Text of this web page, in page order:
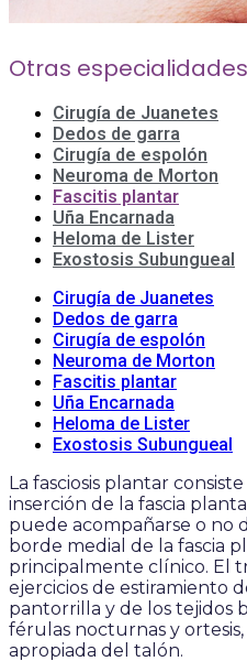
Otras especialidades
Cirugía de Juanetes
Dedos de garra
Cirugía de espolón
Neuroma de Morton
Fascitis plantar
Uña Encarnada
Heloma de Lister
Exostosis Subungueal
Cirugía de Juanetes
Dedos de garra
Cirugía de espolón
Neuroma de Morton
Fascitis plantar
Uña Encarnada
Heloma de Lister
Exostosis Subungueal
La fasciosis plantar
inserción de la fascia
puede acompañarse o no
borde medial de la fascia
principalmente clínico. El
ejercicios de estiramiento
pantorrilla y de los tejidos
férulas nocturnas y
apropiada del talón.